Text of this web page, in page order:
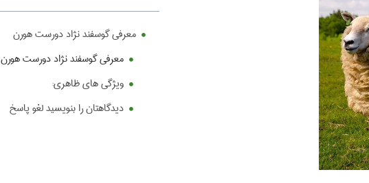
معرفی گوسفند نژاد دورست هورن
معرفی گوسفند نژاد دورست هورن
ویژگی های ظاهری:
دیدگاهتان را بنویسید لغو پاسخ